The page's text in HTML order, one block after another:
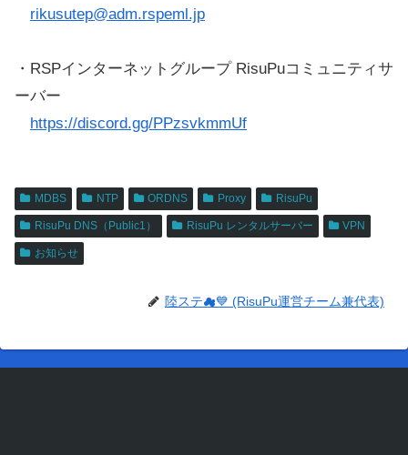
rikusutep@adm.rspeml.jp
・RSPインターネットグループ RisuPuコミュニティサ
ーバー
https://discord.gg/PPzsvkmmUf
MDBS NTP ORDNS Proxy RisuPu
RisuPu DNS（Public1） RisuPu レンタルサーバー VPN
お知らせ
陸ステ☁💙 (RisuPu運営チーム兼代表)